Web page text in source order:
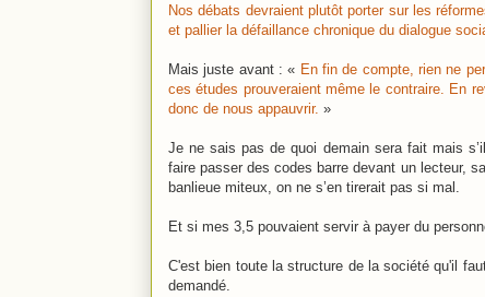
Nos débats devraient plutôt porter sur les
et pallier la défaillance chronique du dialogue
Mais juste avant : « En fin de compte, rien ne
ces études prouveraient même le contraire. En
donc de nous appauvrir. »
Je ne sais pas de quoi demain sera fait mais
faire passer des codes barre devant un lecteur,
banlieue miteux, on ne s’en tirerait pas si mal.
Et si mes 3,5 pouvaient servir à payer du
C'est bien toute la structure de la société qu'il
demandé.